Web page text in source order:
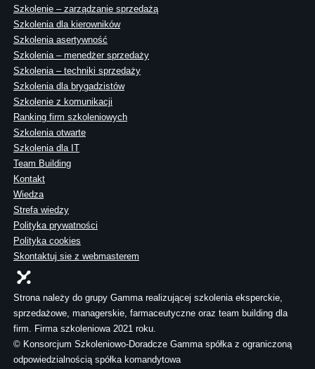
Szkolenie – zarządzanie sprzedażą
Szkolenia dla kierowników
Szkolenia asertywność
Szkolenia – menedżer sprzedaży
Szkolenia – techniki sprzedaży
Szkolenia dla brygadzistów
Szkolenie z komunikacji
Ranking firm szkoleniowych
Szkolenia otwarte
Szkolenia dla IT
Team Building
Kontakt
Wiedza
Strefa wiedzy
Polityka prywatności
Polityka cookies
Skontaktuj sie z webmasterem
Strona należy do grupy Gamma realizującej szkolenia eksperckie,
sprzedażowe, managerskie, farmaceutyczne oraz team building dla
firm. Firma szkoleniowa 2021 roku.
© Konsorcjum Szkoleniowo-Doradcze Gamma spółka z ograniczoną
odpowiedzialnością spółka komandytowa